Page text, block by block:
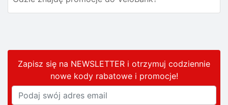
Zapisz się na NEWSLETTER i otrzymuj codziennie
nowe kody rabatowei promocje!